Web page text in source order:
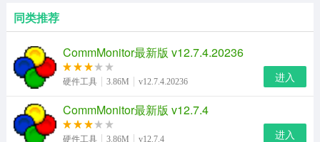
同类推荐
CommMonitor最新版 v12.7.4.20236
硬件工具 3.86M v12.7.4.20236 进入
CommMonitor最新版 v12.7.4
硬件工具 3.86M v12.7.4 进入